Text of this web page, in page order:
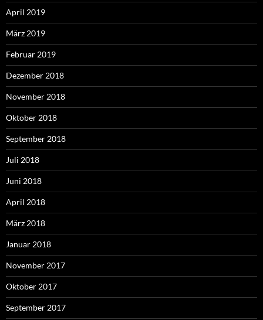
April 2019
März 2019
Februar 2019
Dezember 2018
November 2018
Oktober 2018
September 2018
Juli 2018
Juni 2018
April 2018
März 2018
Januar 2018
November 2017
Oktober 2017
September 2017